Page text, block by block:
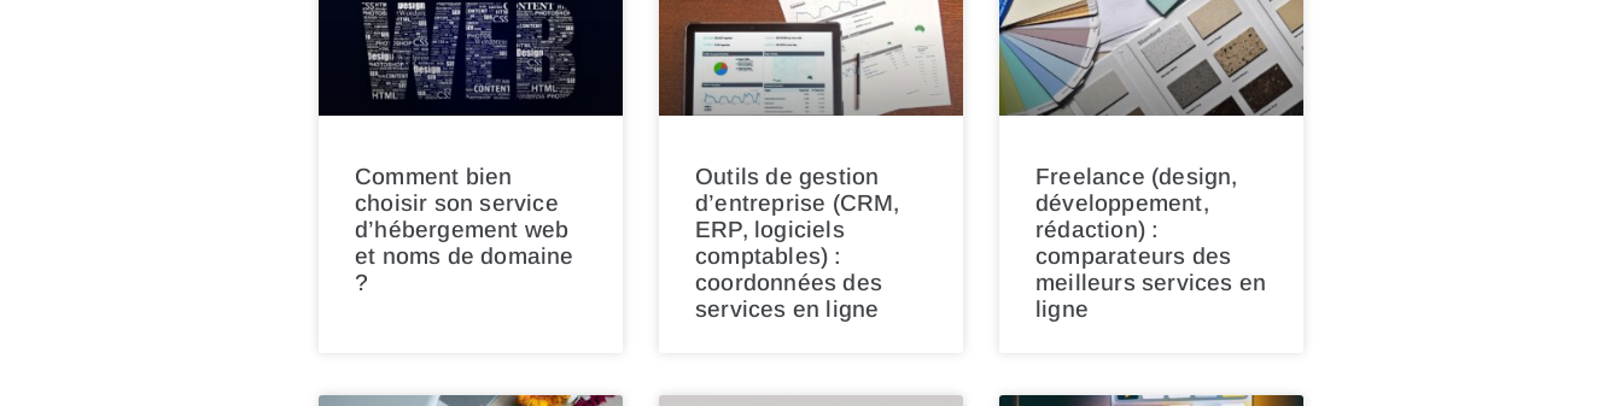
Comment bien
choisir son service
d’hébergement web
et noms de domaine
?
Outils de gestion
d’entreprise (CRM,
ERP, logiciels
comptables) :
coordonnées des
services en ligne
Freelance (design,
développement,
rédaction) :
comparateurs des
meilleurs services en
ligne